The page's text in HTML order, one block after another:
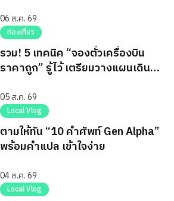
06 ส.ค. 69
ท่องเที่ยว
รวม! 5 เทคนิค “จองตั๋วเครื่องบิน
ราคาถูก” รู้ไว้ เตรียมวางแผนเดิน
05 ส.ค. 69
Local Vlog
ตามให้ทัน “10 คำศัพท์ Gen Alpha”
พร้อมคำแปล เข้าใจง่าย
04 ส.ค. 69
Local Vlog